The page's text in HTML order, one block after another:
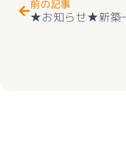
前の記事